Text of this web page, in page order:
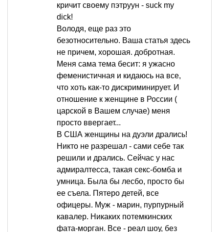
кричит своему пэтруун - suck my
dick!
Володя, еще раз это
безотносительно. Ваша статья здесь
не причем, хорошая. добротная.
Меня сама тема бесит: я ужасно
феменистичная и кидаюсь на все,
что хоть как-то дискриминирует. И
отношение к женщине в России (
царской в Вашем случае) меня
просто ввергает...
В США женщины на дуэли дрались!
Никто не разрешал - сами себе так
решили и дрались. Сейчас у нас
адмиралтесса, такая секс-бомба и
умница. Была бы лесбо, просто бы
ее съела. Пятеро детей, все
офицеры. Муж - марин, пурпурный
кавалер. Никаких потемкинских
фата-морган. Все - реал шоу, без